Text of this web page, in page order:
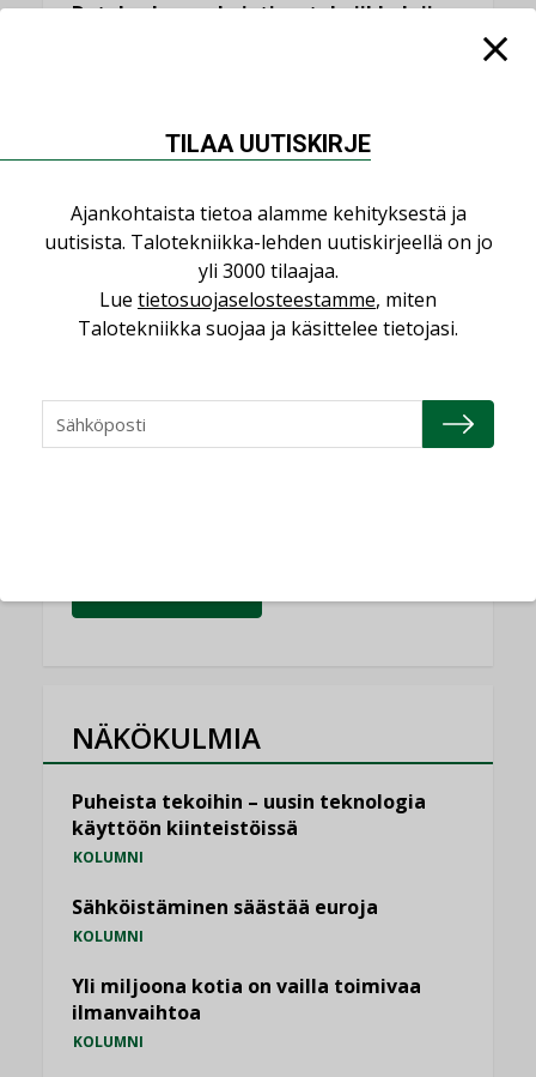
Datakeskusurakointi on tekniikkalaji
yhdistävät useita teknisiä osaamisalueita
Sähköistyminen kasvaa voimakkaasti:
”Tulevat kilpailuedut syntyvät, kun
erilliset teknologiat tuodaan yhteen”
AJANKOHTAISTA, TILAAJILLE
NÄKÖKULMIA
Puheista tekoihin – uusin teknologia
käyttöön kiinteistöissä
KOLUMNI
Sähköistäminen säästää euroja
KOLUMNI
Yli miljoona kotia on vailla toimivaa
ilmanvaihtoa
KOLUMNI
TILAA UUTISKIRJE
Ajankohtaista tietoa alamme kehityksestä ja
uutisista. Talotekniikka-lehden uutiskirjeellä on jo
yli 3000 tilaajaa.
Lue tietosuojaselosteestamme, miten
Talotekniikka suojaa ja käsittelee tietojasi.